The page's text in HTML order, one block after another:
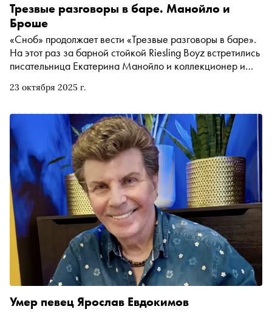
23 октября 2025 г.
Трезвые разговоры в баре. Манойло и
Броше
«Сноб» продолжает вести «Трезвые разговоры в баре».
На этот раз за барной стойкой Riesling Boyz встретились
писательница Екатерина Манойло и коллекционер и
Броше. Обсудили, зачем женщины стремятся к
флотски и сколько предметов нужно иметь, чтобы быть
счастливым. Бонусом из стенограммы узнаете, что живёт
дольше — любовь или коллекция
Умер певец Ярослав Евдокимов